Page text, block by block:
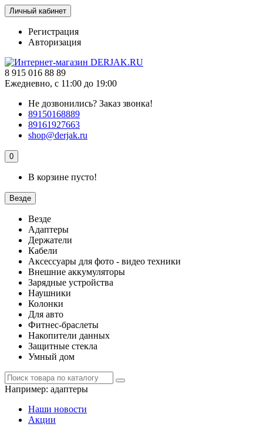
Личный кабинет
Регистрация
Авторизация
8 915 016 88 89
Ежедневно, с 11:00 до 19:00
Не дозвонились? Заказ звонка!
89150168889
89161927663
shop@derjak.ru
0
В корзине пусто!
Везде
Везде
Адаптеры
Держатели
Кабели
Аксессуары для фото - видео техники
Внешние аккумуляторы
Зарядные устройства
Наушники
Колонки
Для авто
Фитнес-браслеты
Накопители данных
Защитные стекла
Умный дом
Например: адаптеры
Наши новости
Акции